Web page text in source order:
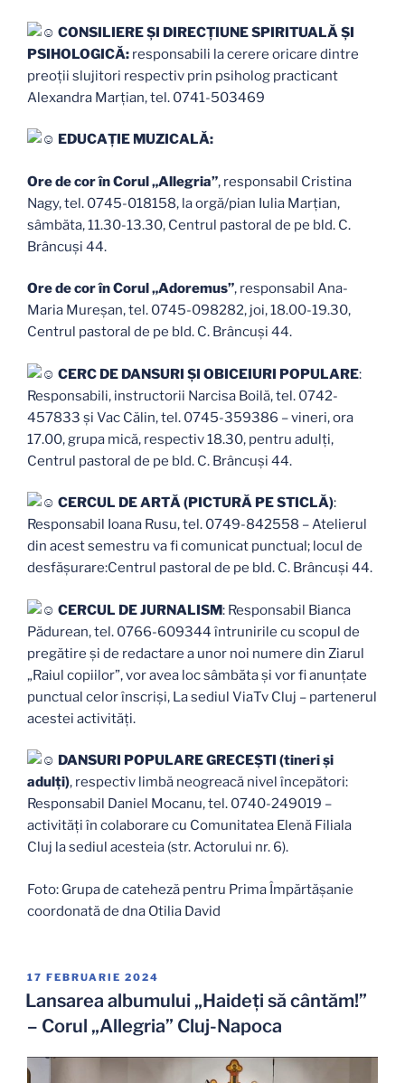
CONSILIERE ȘI DIRECȚIUNE SPIRITUALĂ ȘI
PSIHOLOGICĂ: responsabili la cerere oricare dintre
preoții slujitori respectiv prin psiholog practicant
Alexandra Marțian, tel. 0741-503469
EDUCAŢIE MUZICALĂ:
Ore de cor în Corul „Allegria”, responsabil Cristina
Nagy, tel. 0745-018158, la orgă/pian Iulia Marțian,
sâmbăta, 11.30-13.30, Centrul pastoral de pe bld. C.
Brâncuși 44.
Ore de cor în Corul „Adoremus”, responsabil Ana-
Maria Mureșan, tel. 0745-098282, joi, 18.00-19.30,
Centrul pastoral de pe bld. C. Brâncuși 44.
CERC DE DANSURI ȘI OBICEIURI POPULARE:
Responsabili, instructorii Narcisa Boilă, tel. 0742-
457833 şi Vac Călin, tel. 0745-359386 – vineri, ora
17.00, grupa mică, respectiv 18.30, pentru adulți,
Centrul pastoral de pe bld. C. Brâncuși 44.
CERCUL DE ARTĂ (PICTURĂ PE STICLĂ):
Responsabil Ioana Rusu, tel. 0749-842558 – Atelierul
din acest semestru va fi comunicat punctual; locul de
desfășurare:Centrul pastoral de pe bld. C. Brâncuși 44.
CERCUL DE JURNALISM: Responsabil Bianca
Pădurean, tel. 0766-609344 întrunirile cu scopul de
pregătire și de redactare a unor noi numere din Ziarul
„Raiul copiilor”, vor avea loc sâmbăta și vor fi anunțate
punctual celor înscriși, La sediul ViaTv Cluj – partenerul
acestei activități.
DANSURI POPULARE GRECEȘTI (tineri și
adulți), respectiv limbă neogreacă nivel începători:
Responsabil Daniel Mocanu, tel. 0740-249019 –
activități în colaborare cu Comunitatea Elenă Filiala
Cluj la sediul acesteia (str. Actorului nr. 6).
Foto: Grupa de cateheză pentru Prima Împărtășanie
coordonată de dna Otilia David
PUBLICAT
PE
17 FEBRUARIE 2024
Lansarea albumului „Haideţi să cântăm!”
– Corul „Allegria” Cluj-Napoca